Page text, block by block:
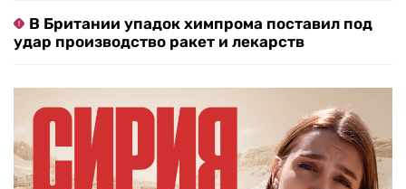
В Британии упадок химпрома поставил под
удар производство ракет и лекарств